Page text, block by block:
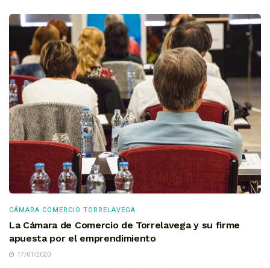
CÁMARA COMERCIO TORRELAVEGA
La Cámara de Comercio de Torrelavega y su firme
apuesta por el emprendimiento
17/01/2020